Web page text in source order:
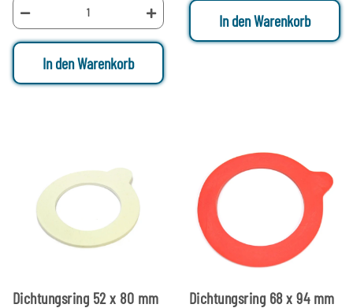
In den Warenkorb
In den Warenkorb
Dichtungsring 52 x 80 mm
Dichtungsring 68 x 94 mm